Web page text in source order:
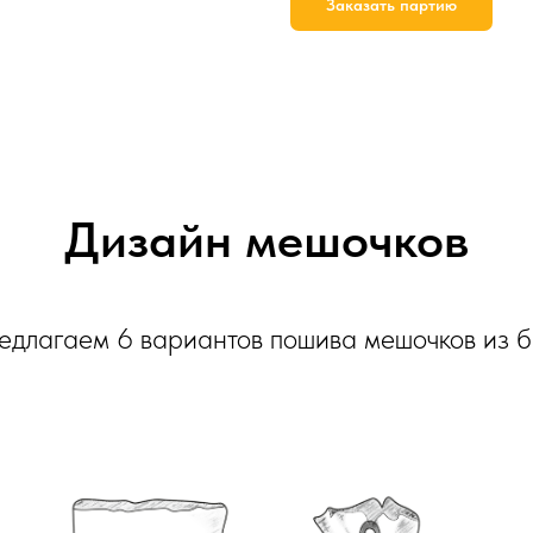
Заказать партию
Дизайн мешочков
6 вариантов пошива мешочков из